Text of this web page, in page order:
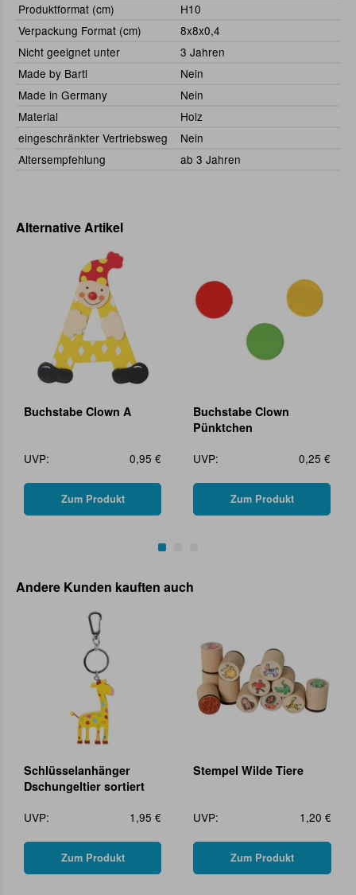
Produktformat (cm)
H10
Verpackung Format (cm)
8x8x0,4
Nicht geeignet unter
3 Jahren
Made by Bartl
Nein
Made in Germany
Nein
Material
Holz
eingeschränkter Vertriebsweg
Nein
Altersempfehlung
ab 3 Jahren
Alternative Artikel
Buchstabe Clown A
UVP: 0,95 €
Zum Produkt
Buchstabe Clown
Pünktchen
UVP:
0,25 €
Zum Produkt
Andere Kunden kauften auch
Schlüsselanhänger
Dschungeltier sortiert
UVP:
1,95 €
Zum Produkt
Stempel Wilde Tiere
UVP: 1,20 €
Zum Produkt